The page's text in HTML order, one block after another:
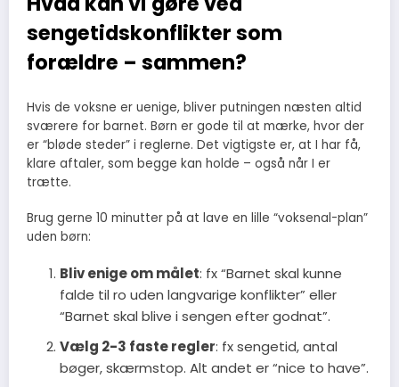
sengetidskonflikter som
forældre – sammen?
Hvis de voksne er uenige, bliver putningen næsten altid
sværere for barnet. Børn er gode til at mærke, hvor der
er “bløde steder” i reglerne. Det vigtigste er, at I har få,
klare aftaler, som begge kan holde – også når I er
trætte.
Brug gerne 10 minutter på at lave en lille “voksenal-plan”
uden børn:
Bliv enige om målet: fx “Barnet skal kunne
falde til ro uden langvarige konflikter” eller
“Barnet skal blive i sengen efter godnat”.
Vælg 2-3 faste regler: fx sengetid, antal
bøger, skærmstop. Alt andet er “nice to have”.